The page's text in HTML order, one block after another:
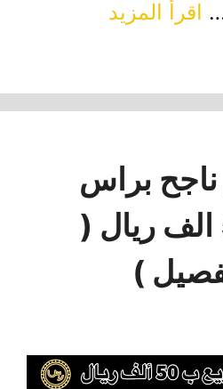
اقرأ المزيد
براس
مال 50 الف ريال (
)